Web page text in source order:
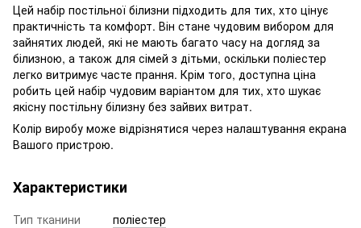
Цей набір постільної білизни підходить для тих, хто цінує
практичність та комфорт. Він стане чудовим вибором для
зайнятих людей, які не мають багато часу на догляд за
білизною, а також для сімей з дітьми, оскільки поліестер
легко витримує часте прання. Крім того, доступна ціна
робить цей набір чудовим варіантом для тих, хто шукає
якісну постільну білизну без зайвих витрат.
Колір виробу може відрізнятися через налаштування екрана
Вашого пристрою.
Характеристики
Тип тканини
поліестер